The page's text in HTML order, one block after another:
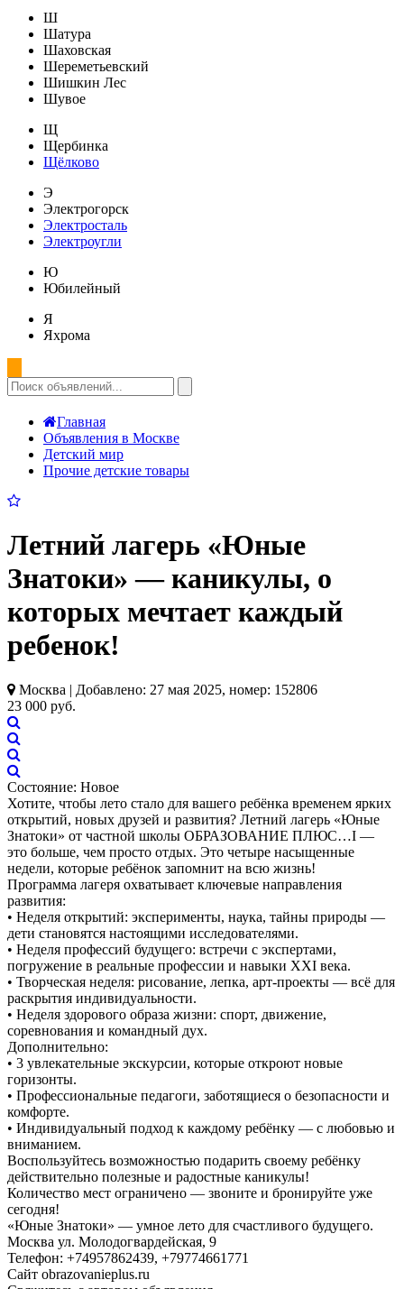
Ш
Шатура
Шаховская
Шереметьевский
Шишкин Лес
Шувое
Щ
Щербинка
Щёлково
Э
Электрогорск
Электросталь
Электроугли
Ю
Юбилейный
Я
Яхрома
Главная
Объявления в Москве
Детский мир
Прочие детские товары
Летний лагерь «Юные
Знатоки» — каникулы, о
которых мечтает каждый
ребенок!
Москва | Добавлено: 27 мая 2025, номер: 152806
23 000 руб.
Состояние: Новое
Хотите, чтобы лето стало для вашего ребёнка временем ярких
открытий, новых друзей и развития? Летний лагерь «Юные
Знатоки» от частной школы ОБРАЗОВАНИЕ ПЛЮС…I —
это больше, чем просто отдых. Это четыре насыщенные
недели, которые ребёнок запомнит на всю жизнь!
Программа лагеря охватывает ключевые направления
развития:
• Неделя открытий: эксперименты, наука, тайны природы —
дети становятся настоящими исследователями.
• Неделя профессий будущего: встречи с экспертами,
погружение в реальные профессии и навыки XXI века.
• Творческая неделя: рисование, лепка, арт-проекты — всё для
раскрытия индивидуальности.
• Неделя здорового образа жизни: спорт, движение,
соревнования и командный дух.
Дополнительно:
• 3 увлекательные экскурсии, которые откроют новые
горизонты.
• Профессиональные педагоги, заботящиеся о безопасности и
комфорте.
• Индивидуальный подход к каждому ребёнку — с любовью и
вниманием.
Воспользуйтесь возможностью подарить своему ребёнку
действительно полезные и радостные каникулы!
Количество мест ограничено — звоните и бронируйте уже
сегодня!
«Юные Знатоки» — умное лето для счастливого будущего.
Москва ул. Молодогвардейская, 9
Телефон: +74957862439, +79774661771
Сайт obrazovanieplus.ru